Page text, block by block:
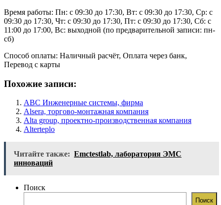
Время работы: Пн: с 09:30 до 17:30, Вт: с 09:30 до 17:30, Ср: с
09:30 до 17:30, Чт: с 09:30 до 17:30, Пт: с 09:30 до 17:30, Сб: с
11:00 до 17:00, Вс: выходной (по предварительной записи: пн-
сб)
Способ оплаты: Наличный расчёт, Оплата через банк,
Перевод с карты
Похожие записи:
ABC Инженерные системы, фирма
Alsera, торгово-монтажная компания
Alta group, проектно-производственная компания
Alterteplo
Читайте также: Emctestlab, лаборатория ЭМС
инноваций
Поиск
Поиск